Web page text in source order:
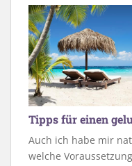
Tipps für einen
Auch ich habe mir
welche